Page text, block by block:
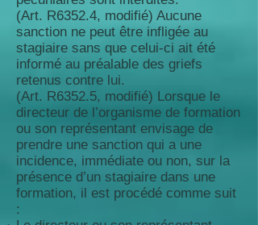
(Art. R6352.4, modifié) Aucune
sanction ne peut être infligée au
stagiaire sans que celui-ci ait été
informé au préalable des griefs
retenus contre lui.
(Art. R6352.5, modifié) Lorsque le
directeur de l’organisme de formation
ou son représentant envisage de
prendre une sanction qui a une
incidence, immédiate ou non, sur la
présence d’un stagiaire dans une
formation, il est procédé comme suit
: